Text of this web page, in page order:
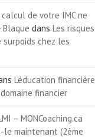
de votre IMC ne
Blaque dans Les risques
chez les
L’éducation financière
domaine financier
– MONCoaching.ca
le maintenant (2ème